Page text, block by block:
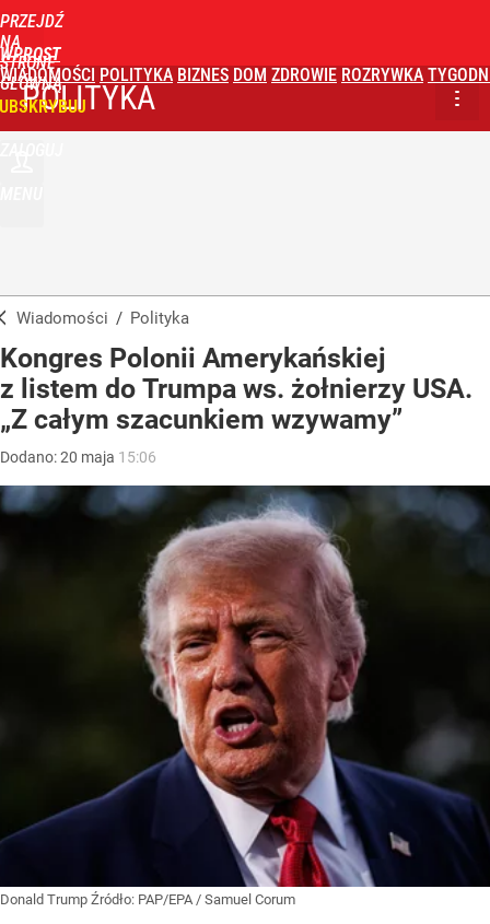
PRZEJDŹ
NA
STRONĘ
GŁÓWNĄ
WPROST
WIADOMOŚCI POLITYKA BIZNES DOM ZDROWIE ROZRYWKA
POLITYKA
Wiadomości / Polityka
Kongres Polonii Amerykańskiej
z listem do Trumpa ws. żołnierzy USA.
„Z całym szacunkiem wzywamy”
Dodano:20 maja 15:06
Donald Trump Źródło: PAP/EPA / Samuel Corum